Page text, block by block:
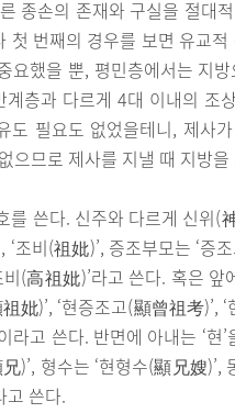
종손의 존재와 구실을 절대
첫 번째의 경우를 보면 유교
요했을 뿐, 평민층에서는 지
층과 다르게 4대 이내의 조
도 필요도 없었을테니, 제사
으므로 제사를 지낼 때 지방
쓴다. 신주와 다르게 신위(
‘조비(祖妣)’, 증조부모는 ‘증
(高祖妣)’라고 쓴다. 혹은 앞
妣)’, ‘현증조고(顯曾祖考)’,
라고 쓴다. 반면에 아내는 ‘현
)’, 형수는 ‘현형수(顯兄嫂)’,
고 쓴다.